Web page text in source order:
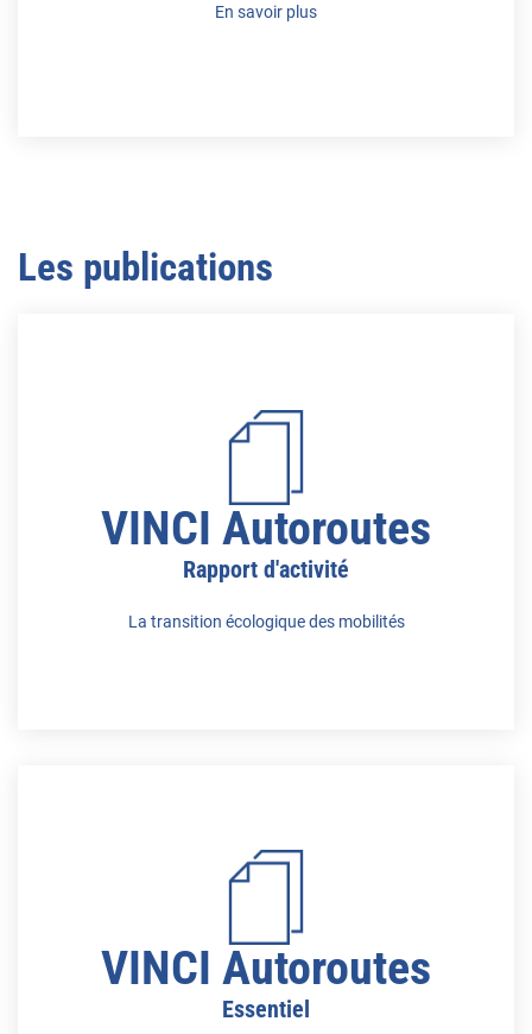
En savoir plus
Les publications
VINCI Autoroutes
Rapport d'activité
La transition écologique des mobilités
VINCI Autoroutes
Essentiel